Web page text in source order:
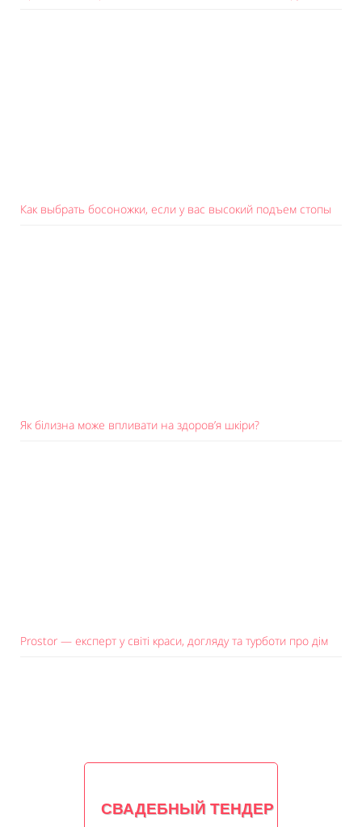
Как выбрать босоножки, если у вас высокий подъем стопы
Як білизна може впливати на здоров’я шкіри?
Prostor — експерт у світі краси, догляду та турботи про дім
СВАДЕБНЫЙ ТЕНДЕР